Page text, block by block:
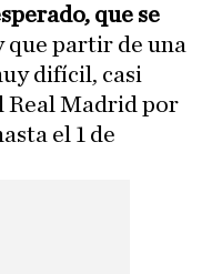
que se
que partir de una
difícil, casi
Real Madrid por
el 1 de